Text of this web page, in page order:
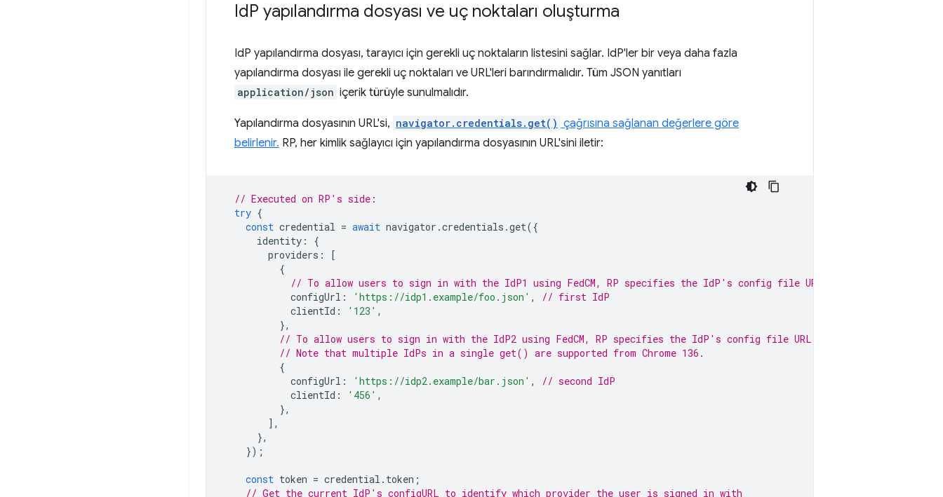
IdP yapılandırma dosyası ve uç noktaları oluşturma
IdP yapılandırma dosyası, tarayıcı için gerekli uç noktaların listesini sağlar. IdP'ler bir veya daha fazla
yapılandırma dosyası ile gerekli uç noktaları ve URL'leri barındırmalıdır. Tüm JSON yanıtları
application/json içerik türüyle sunulmalıdır.
Yapılandırma dosyasının URL'si, navigator.credentials.get() çağrısına sağlanan değerlere göre
belirlenir. RP, her kimlik sağlayıcı için yapılandırma dosyasının URL'sini iletir:
// Executed on RP's side:
try {
const credential = await navigator .credentials .get({
identity :
{
providers :
[
{
// To allow users to sign in with the IdP1 using FedCM, RP specifies the IdP's config file URL:
configUrl : 'https://idp1.example/foo.json' ,
// first IdP
clientId : '123' ,
},
// To allow users to sign in with the IdP2 using FedCM, RP specifies the IdP's config file URL.
// Note that multiple IdPs in a single get() are supported from Chrome 136.
{
configUrl : 'https://idp2.example/bar.json' ,
// second IdP
clientId : '456' ,
},
],
},
});
const token = credential . token ;
// Get the current IdP's configURL to identify which provider the user is signed in with